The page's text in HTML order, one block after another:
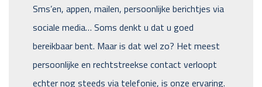
Sms’en, appen, mailen, persoonlijke berichtjes via
sociale media… Soms denkt u dat u goed
bereikbaar bent. Maar is dat wel zo? Het meest
persoonlijke en rechtstreekse contact verloopt
echter nog steeds via telefonie, is onze ervaring.